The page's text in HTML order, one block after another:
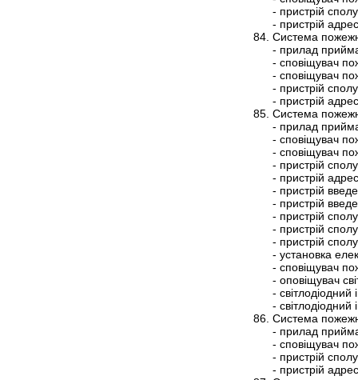
- пристрій
- пристрій
Система
- прилад
- сповіщувач
- сповіщувач
- пристрій
- пристрій
Система
- прилад
- сповіщувач
- сповіщувач
- пристрій
- пристрій
- пристрій
- пристрій
- пристрій
- пристрій
- пристрій
- установка
- сповіщувач
- оповіщувач
-
-
Система
- прилад
- сповіщувач
- пристрій
- пристрій